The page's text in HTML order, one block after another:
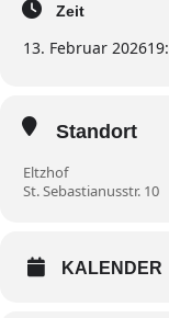
Zeit
13. Februar 2026
Standort
Eltzhof
St. Sebastianusstr. 10
KALENDER